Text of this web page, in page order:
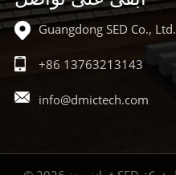
Guangdong SED Co., Ltd.
+86 13763213143
info@dmictech.com